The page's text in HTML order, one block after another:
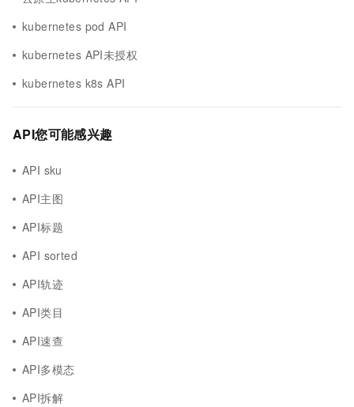
kubernetes pod API
kubernetes API未授权
kubernetes k8s API
API您可能感兴趣
API sku
API主图
API标题
API sorted
API轨迹
API类目
API速查
API多模态
API拆解